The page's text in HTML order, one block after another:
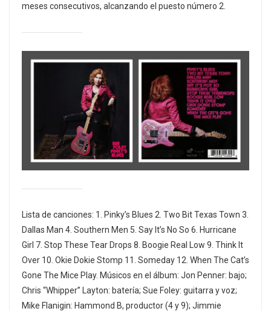
meses consecutivos, alcanzando el puesto número 2.
Lista de canciones: 1. Pinky’s Blues 2. Two Bit Texas Town 3.
Dallas Man 4. Southern Men 5. Say It’s No So 6. Hurricane
Girl 7. Stop These Tear Drops 8. Boogie Real Low 9. Think It
Over 10. Okie Dokie Stomp 11. Someday 12. When The Cat’s
Gone The Mice Play. Músicos en el álbum: Jon Penner: bajo;
Chris “Whipper” Layton: batería; Sue Foley: guitarra y voz;
Mike Flanigin: Hammond B, productor (4 y 9); Jimmie